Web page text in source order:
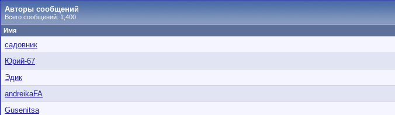
Авторы сообщений
Всего сообщений: 1,400
Имя
садовник
Юрий-67
Эдик
andreikaFA
Gusenitsa